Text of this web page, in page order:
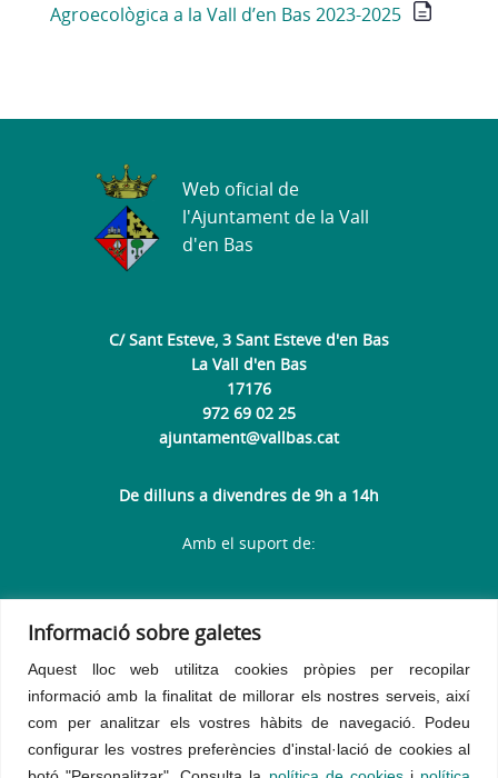
Informació sobre galetes
Aquest lloc web utilitza cookies pròpies per recopilar
informació amb la finalitat de millorar els nostres serveis, així
com per analitzar els vostres hàbits de navegació. Podeu
configurar les vostres preferències d'instal·lació de cookies al
Agroecològica a la Vall d’en Bas 2023-2025
C/ Sant Esteve, 3 Sant Esteve d'en Bas
La Vall d'en Bas
17176
972 69 02 25
ajuntament@vallbas.cat
De dilluns a divendres de 9h a 14h
Web oficial de
l'Ajuntament de la Vall
d'en Bas
Amb el suport de: